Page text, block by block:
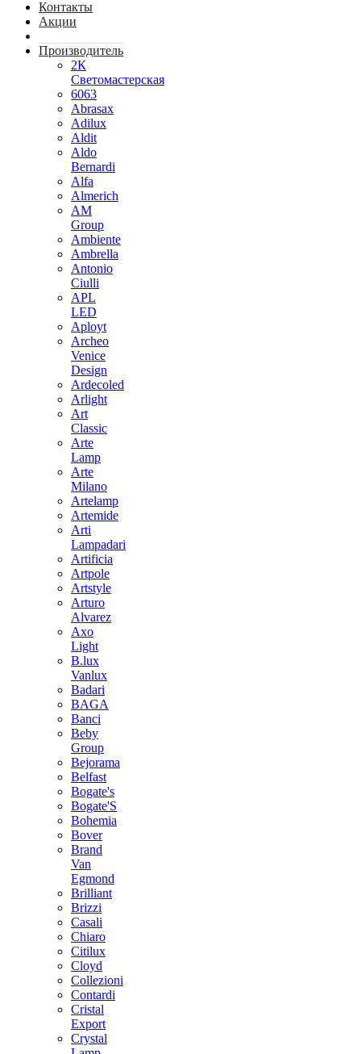
Контакты
Акции
Производитель
2К
Светомастерская
6063
Abrasax
Adilux
Aldit
Aldo
Bernardi
Alfa
Almerich
AM
Group
Ambiente
Ambrella
Antonio
Ciulli
APL
LED
Aployt
Archeo
Venice
Design
Ardecoled
Arlight
Art
Classic
Arte
Lamp
Arte
Milano
Artelamp
Artemide
Arti
Lampadari
Artificia
Artpole
Artstyle
Arturo
Alvarez
Axo
Light
B.lux
Vanlux
Badari
BAGA
Banci
Beby
Group
Bejorama
Belfast
Bogate's
Bogate'S
Bohemia
Bover
Brand
Van
Egmond
Brilliant
Brizzi
Casali
Chiaro
Citilux
Cloyd
Collezioni
Contardi
Cristal
Export
Crystal